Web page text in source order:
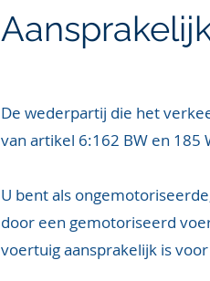
De wederpartij die het
van artikel 6:162 BW en
U bent als
door een gemotoriseerd
voertuig aansprakelijk is